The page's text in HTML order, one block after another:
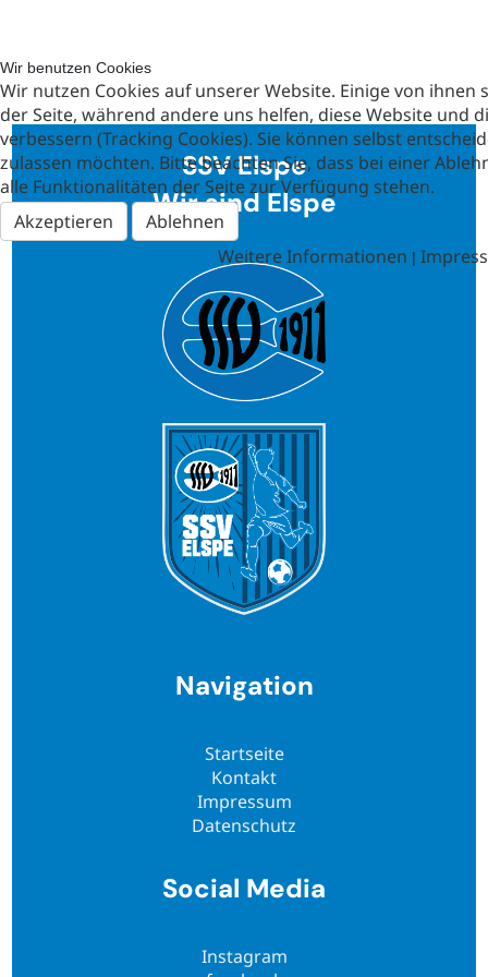
SSV Elspe
Wir sind Elspe
Navigation
Startseite
Kontakt
Impressum
Datenschutz
Social Media
Instagram
Wir benutzen Cookies
Wir nutzen Cookies auf unserer Website. Einige von ihnen
der Seite, während andere uns helfen, diese Website und
verbessern (Tracking Cookies). Sie können selbst
zulassen möchten. Bitte beachten Sie, dass bei einer
alle Funktionalitäten der Seite zur Verfügung stehen.
Akzeptieren
Ablehnen
Weitere Informationen |